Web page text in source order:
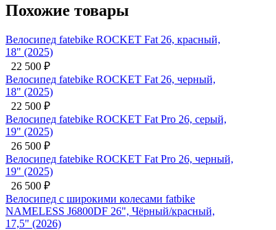
Похожие товары
Велосипед fatebike ROCKET Fat 26, красный,
18" (2025)
22 500 ₽
Велосипед fatebike ROCKET Fat 26, черный,
18" (2025)
22 500 ₽
Велосипед fatebike ROCKET Fat Pro 26, серый,
19" (2025)
26 500 ₽
Велосипед fatebike ROCKET Fat Pro 26, черный,
19" (2025)
26 500 ₽
Велосипед с широкими колесами fatbike
NAMELESS J6800DF 26", Чёрный/красный,
17,5" (2026)